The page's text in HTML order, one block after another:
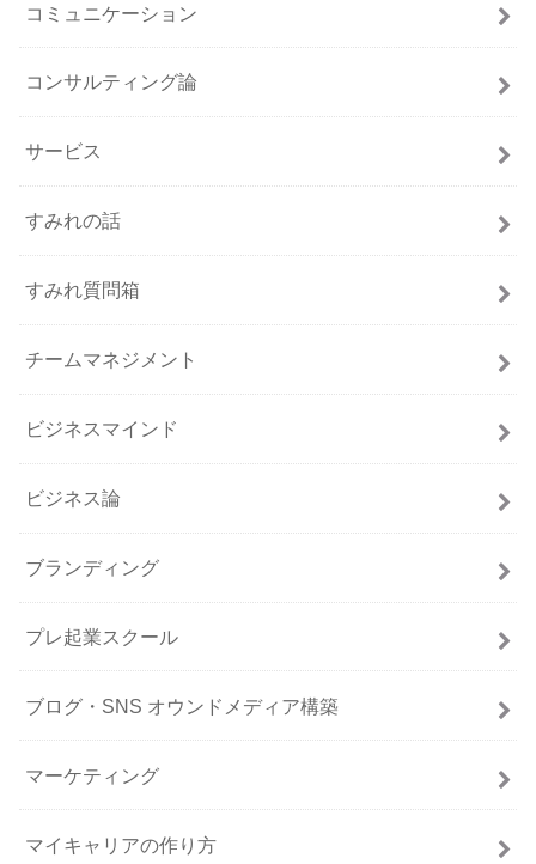
コミュニケーション
コンサルティング論
サービス
すみれの話
すみれ質問箱
チームマネジメント
ビジネスマインド
ビジネス論
ブランディング
プレ起業スクール
ブログ・SNS オウンドメディア構築
マーケティング
マイキャリアの作り方